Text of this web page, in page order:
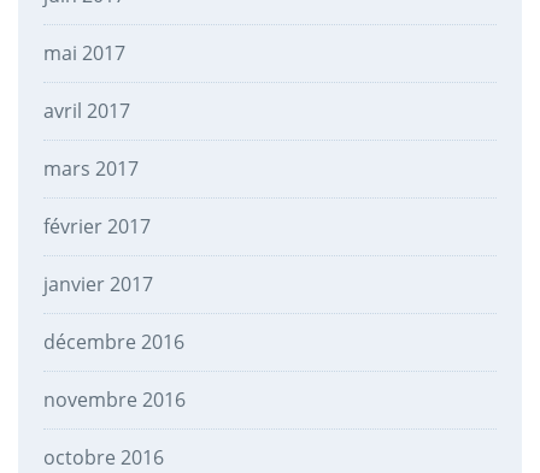
mai 2017
avril 2017
mars 2017
février 2017
janvier 2017
décembre 2016
novembre 2016
octobre 2016